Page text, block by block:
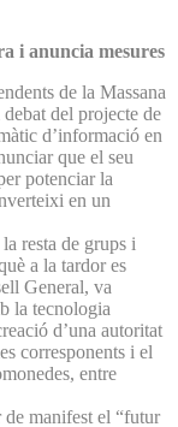
i anuncia mesures
de la Massana
del projecte de
d’informació en
que el seu
potenciar la
en un
resta de grups i
a la tardor es
General, va
la tecnologia
d’una autoritat
corresponents i el
entre
manifest el “futur